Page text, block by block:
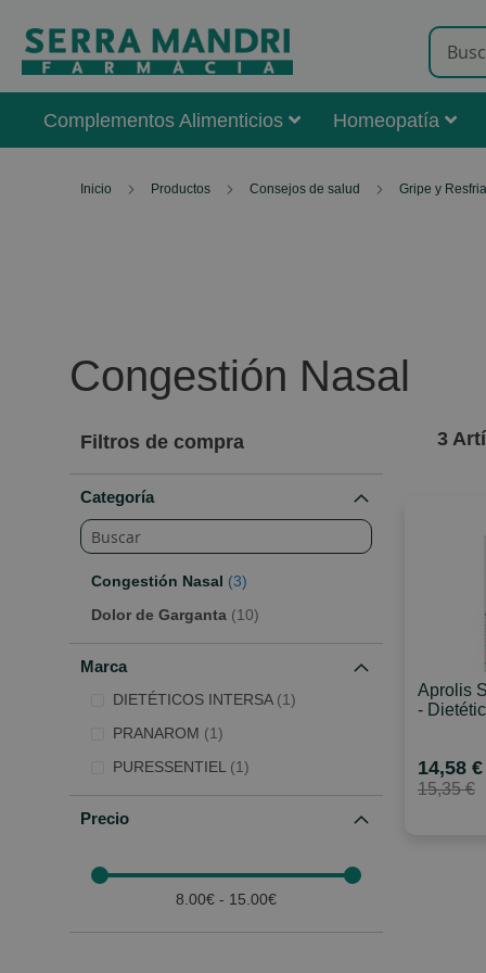
Complementos Alimenticios Homeopatía
Inicio Productos Consejos de salud Gripe y
Congestión Nasal
Filtros de compra
Categoría
Congestión Nasal 3
artículos
Dolor de Garganta
10
artículos
Marca
DIETÉTICOS INTERSA 1
Artículo
PRANAROM
1
Artículo
PURESSENTIEL
1
Artículo
Precio
8.00€ - 15.00€
3
Aprolis
-
14,58 €
15,35 €